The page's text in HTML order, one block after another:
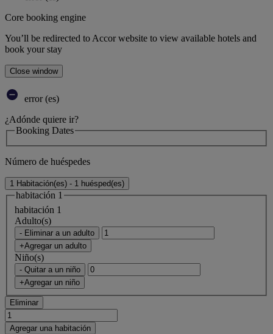
Core booking engine
You’ll be redirected to Accor website to view available hotels and
book your stay
Close window
error (es)
¿Adónde quiere ir?
Booking Dates
Número de huéspedes
1 Habitación(es) - 1 huésped(es)
habitación 1
habitación 1
Adulto(s)
- Eliminar a un adulto
+Agregar un adulto
Niño(s)
- Quitar a un niño
+Agregar un niño
Eliminar
Agregar una habitación